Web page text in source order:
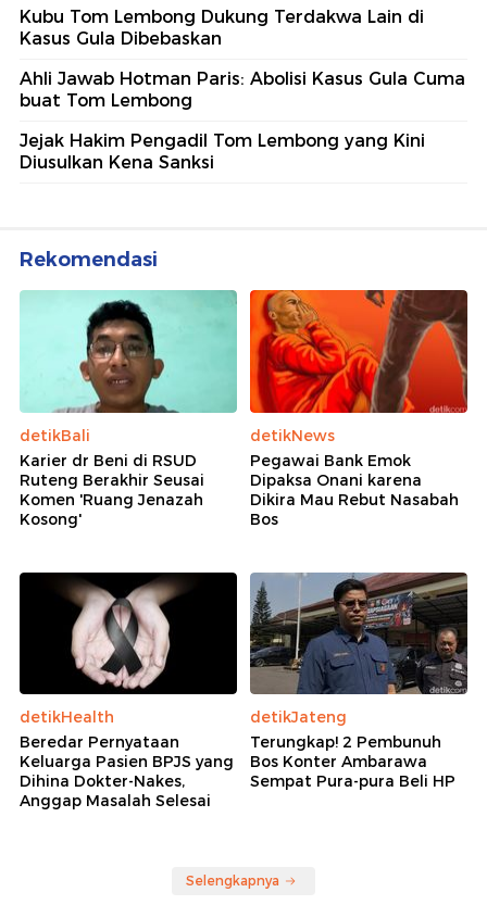
Kubu Tom Lembong Dukung Terdakwa Lain di
Kasus Gula Dibebaskan
Ahli Jawab Hotman Paris: Abolisi Kasus Gula Cuma
buat Tom Lembong
Jejak Hakim Pengadil Tom Lembong yang Kini
Diusulkan Kena Sanksi
Rekomendasi
detikBali
Karier dr Beni di RSUD
Ruteng Berakhir Seusai
Komen 'Ruang Jenazah
Kosong'
detikNews
Pegawai Bank Emok
Dipaksa Onani karena
Dikira Mau Rebut Nasabah
Bos
detikHealth
Beredar Pernyataan
Keluarga Pasien BPJS yang
Dihina Dokter-Nakes,
Anggap Masalah Selesai
detikJateng
Terungkap! 2 Pembunuh
Bos Konter Ambarawa
Sempat Pura-pura Beli HP
Selengkapnya